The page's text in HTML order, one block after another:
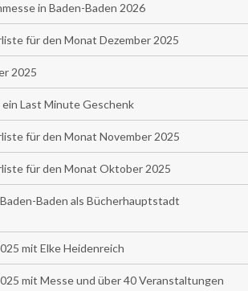
in Baden-Baden 2026
für den Monat Dezember 2025
2025
Last Minute Geschenk
für den Monat November 2025
für den Monat Oktober 2025
Baden als Bücherhauptstadt
mit Elke Heidenreich
mit Messe und über 40 Veranstaltungen